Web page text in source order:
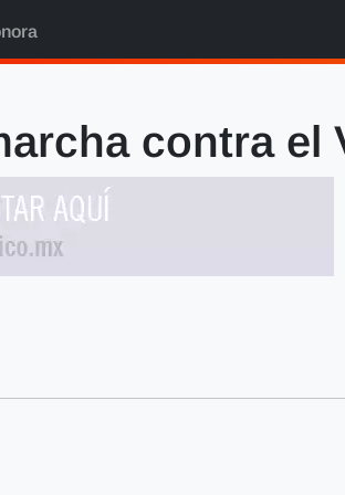
contra el